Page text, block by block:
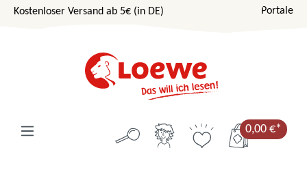
Zum Hauptinhalt springen
Kostenloser Versand ab 5€ (in DE) Portale
0,00 €*